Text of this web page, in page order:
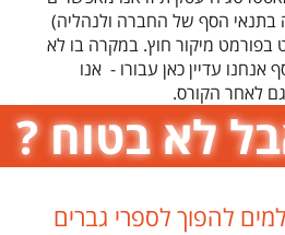
בתנאי הסף של החברה ולנהליה)
בפורמט מיקור חוץ. במקרה בו לא
עדיין כאן עבורו - אנו
גם לאחר הקורס.
לא בטוח ?
להפוך לספרי גברים